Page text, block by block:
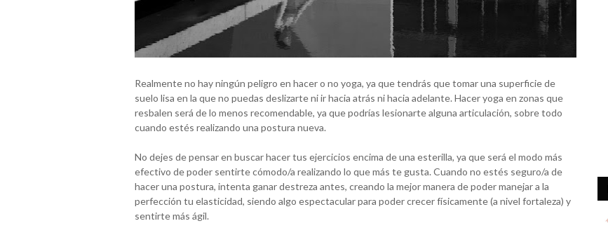
Realmente no hay ningún peligro en hacer o no yoga, ya que tendrás que tomar una superficie de
suelo lisa en la que no puedas deslizarte ni ir hacia atrás ni hacia adelante. Hacer yoga en zonas que
resbalen será de lo menos recomendable, ya que podrías lesionarte alguna articulación, sobre todo
cuando estés realizando una postura nueva.
No dejes de pensar en buscar hacer tus ejercicios encima de una esterilla, ya que será el modo más
efectivo de poder sentirte cómodo/a realizando lo que más te gusta. Cuando no estés seguro/a de
hacer una postura, intenta ganar destreza antes, creando la mejor manera de poder manejar a la
perfección tu elasticidad, siendo algo espectacular para poder crecer físicamente (a nivel fortaleza) y
sentirte más ágil.